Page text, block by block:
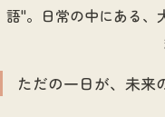
語"。日常の中にある、
ただの一日が、未来